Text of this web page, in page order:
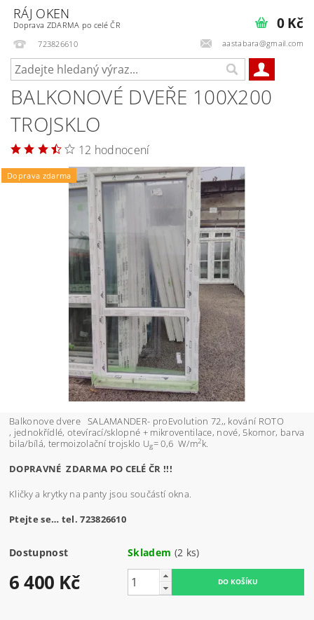
RÁJ OKEN
Doprava ZDARMA po celé ČR
723826610
aastabara@gmail.com
0 Kč
BALKONOVÉ DVEŘE 100X200
TROJSKLO
12 hodnocení
Doprava zdarma
Balkonove dvere SALAMANDER- proEvolution 72,, kování ROTO
, jednokřídlé, otevírací/sklopné + mikroventilace, nové, 5komor, barva
bila/bílá, termoizolační trojsklo Ug= 0,6 W/m2k.
DOPRAVNÉ ZDARMA PO CELÉ ČR !!!
Kličky a krytky na panty jsou součástí okna.
Ptejte se… tel. 723826610
Dostupnost Skladem (2 ks)
6 400 Kč